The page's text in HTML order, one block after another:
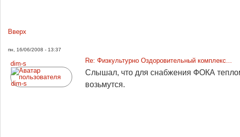
Вверх
пн, 16/06/2008 - 13:37
dim-s
Re: Физкультурно Оздоровительный комплекс...
Слышал, что для снабжения ФОКА
возьмутся.